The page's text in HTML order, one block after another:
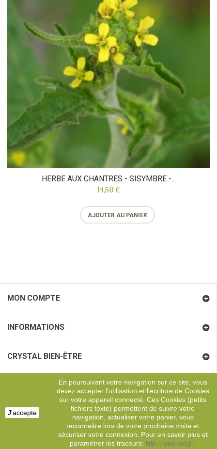
J'accepte
En poursuivant votre navigation sur ce site, vous
devez accepter l’utilisation et l'écriture de Cookies
sur votre appareil connecté. Ces Cookies (petits
fichiers texte) permettent de suivre votre
navigation, actualiser votre panier, vous
reconnaitre lors de votre prochaine visite et
sécuriser votre connexion. Pour en savoir plus et
paramétrer les traceurs: http://www.cnil.fr/
HERBE AUX CHANTRES - SISYMBRE -...
14,50 €
AJOUTER AU PANIER
MON COMPTE
INFORMATIONS
CRYSTAL BIEN-ÊTRE
COORDONNÉES
Copyright Digital Effervescence